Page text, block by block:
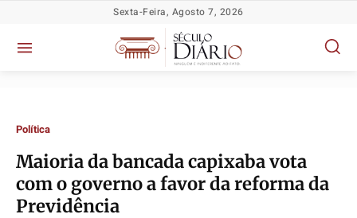
Política
Política
Política
Política
Sexta-Feira, Agosto 7, 2026
Política
Maioria da bancada capixaba vota
com o governo a favor da reforma da
Previdência